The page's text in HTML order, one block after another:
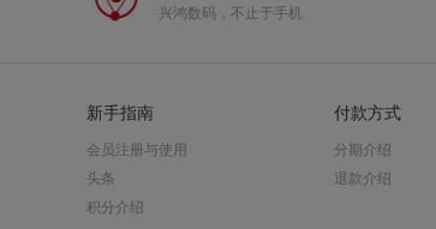
兴鸿数码，不止于手机
新手指南
会员注册与使用
头条
积分介绍
付款方式
分期介绍
退款介绍